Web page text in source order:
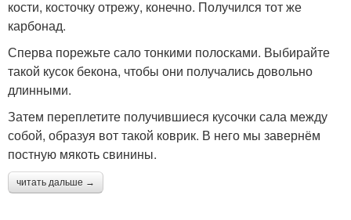
кости, косточку отрежу, конечно. Получился тот же
карбонад.
Сперва порежьте сало тонкими полосками. Выбирайте
такой кусок бекона, чтобы они получались довольно
длинными.
Затем переплетите получившиеся кусочки сала между
собой, образуя вот такой коврик. В него мы завернём
постную мякоть свинины.
читать дальше →